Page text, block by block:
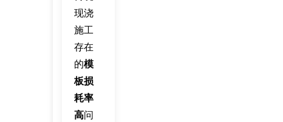
现浇
施工
存在
的模
板损
耗率
高问